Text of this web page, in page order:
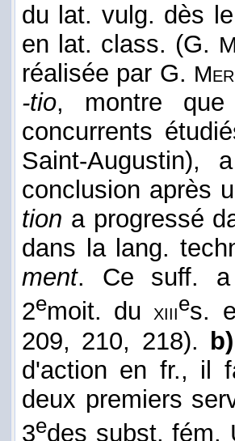
du lat. vulg. dès
en lat. class. (G.
réalisée par G.
-tio, montre
concurrents
Saint-
conclusion après
tion a progressé
dans la lang.
ment. Ce suff. a
2emoit. duxiiies.
209, 210, 218). b)
d'action en fr., il
deux premiers
3edes subst. fém.